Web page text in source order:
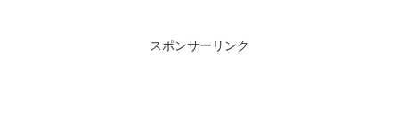
スポンサーリンク